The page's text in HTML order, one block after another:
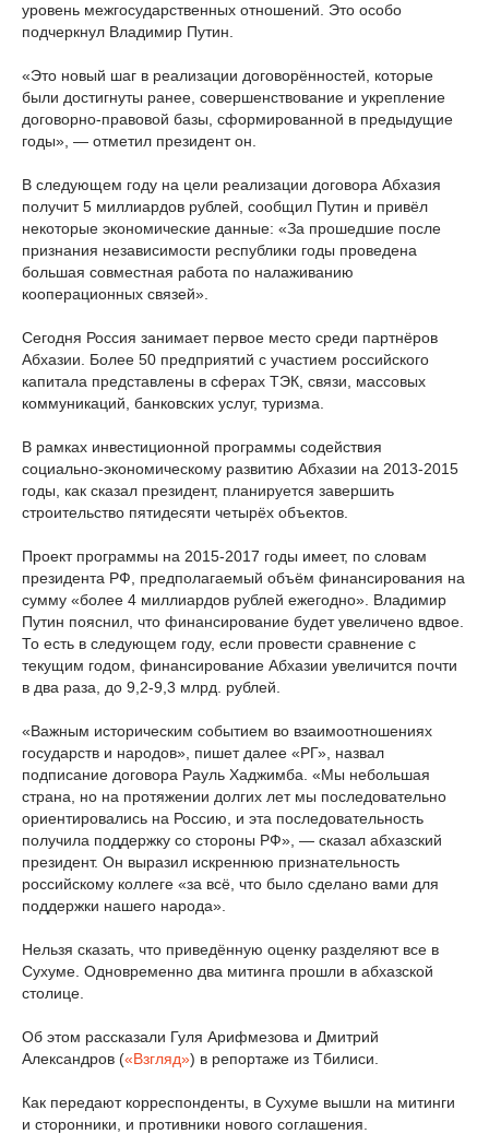
уровень межгосударственных отношений. Это особо
подчеркнул Владимир Путин.
«Это новый шаг в реализации договорённостей, которые
были достигнуты ранее, совершенствование и укрепление
договорно-правовой базы, сформированной в предыдущие
годы», — отметил президент он.
В следующем году на цели реализации договора Абхазия
получит 5 миллиардов рублей, сообщил Путин и привёл
некоторые экономические данные: «За прошедшие после
признания независимости республики годы проведена
большая совместная работа по налаживанию
кооперационных связей».
Сегодня Россия занимает первое место среди партнёров
Абхазии. Более 50 предприятий с участием российского
капитала представлены в сферах ТЭК, связи, массовых
коммуникаций, банковских услуг, туризма.
В рамках инвестиционной программы содействия
социально-экономическому развитию Абхазии на 2013-2015
годы, как сказал президент, планируется завершить
строительство пятидесяти четырёх объектов.
Проект программы на 2015-2017 годы имеет, по словам
президента РФ, предполагаемый объём финансирования на
сумму «более 4 миллиардов рублей ежегодно». Владимир
Путин пояснил, что финансирование будет увеличено вдвое.
То есть в следующем году, если провести сравнение с
текущим годом, финансирование Абхазии увеличится почти
в два раза, до 9,2-9,3 млрд. рублей.
«Важным историческим событием во взаимоотношениях
государств и народов», пишет далее «РГ», назвал
подписание договора Рауль Хаджимба. «Мы небольшая
страна, но на протяжении долгих лет мы последовательно
ориентировались на Россию, и эта последовательность
получила поддержку со стороны РФ», — сказал абхазский
президент. Он выразил искреннюю признательность
российскому коллеге «за всё, что было сделано вами для
поддержки нашего народа».
Нельзя сказать, что приведённую оценку разделяют все в
Сухуме. Одновременно два митинга прошли в абхазской
столице.
Об этом рассказали Гуля Арифмезова и Дмитрий
Александров («Взгляд») в репортаже из Тбилиси.
Как передают корреспонденты, в Сухуме вышли на митинги
и сторонники, и противники нового соглашения.